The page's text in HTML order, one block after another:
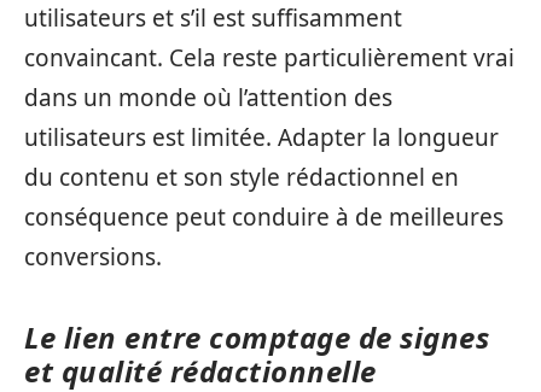
utilisateurs et s’il est suffisamment
convaincant. Cela reste particulièrement vrai
dans un monde où l’attention des
utilisateurs est limitée. Adapter la longueur
du contenu et son style rédactionnel en
conséquence peut conduire à de meilleures
conversions.
Le lien entre comptage de signes
et qualité rédactionnelle